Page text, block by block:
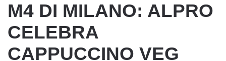
M4 DI MILANO: ALPRO
CELEBRA
CAPPUCCINO VEG